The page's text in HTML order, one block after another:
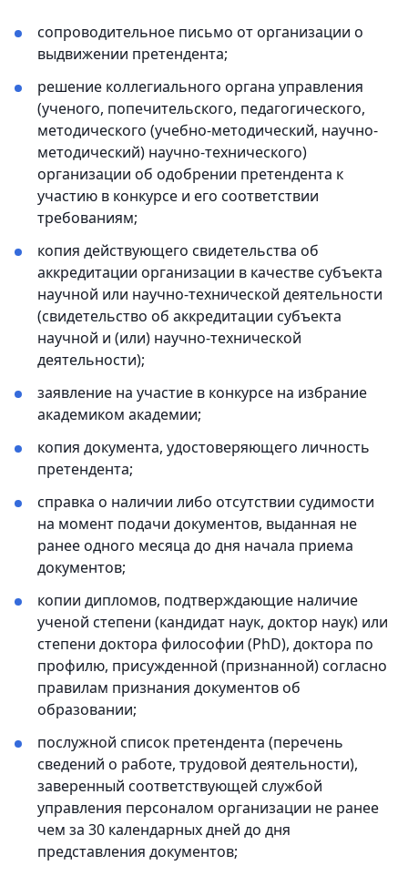
сопроводительное письмо от организации о
выдвижении претендента;
решение коллегиального органа управления
(ученого, попечительского, педагогического,
методического (учебно-методический, научно-
методический) научно-технического)
организации об одобрении претендента к
участию в конкурсе и его соответствии
требованиям;
копия действующего свидетельства об
аккредитации организации в качестве субъекта
научной или научно-технической деятельности
(свидетельство об аккредитации субъекта
научной и (или) научно-технической
деятельности);
заявление на участие в конкурсе на избрание
академиком академии;
копия документа, удостоверяющего личность
претендента;
справка о наличии либо отсутствии судимости
на момент подачи документов, выданная не
ранее одного месяца до дня начала приема
документов;
копии дипломов, подтверждающие наличие
ученой степени (кандидат наук, доктор наук) или
степени доктора философии (PhD), доктора по
профилю, присужденной (признанной) согласно
правилам признания документов об
образовании;
послужной список претендента (перечень
сведений о работе, трудовой деятельности),
заверенный соответствующей службой
управления персоналом организации не ранее
чем за 30 календарных дней до дня
представления документов;